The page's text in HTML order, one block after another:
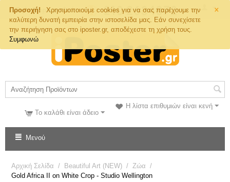
×
Προσοχή!
Χρησιμοποιούμε cookies για να σας παρέχουμε την
καλύτερη δυνατή εμπειρία στην ιστοσελίδα μας. Εάν συνεχίσετε
την περιήγηση σας στο iposter.gr, αποδέχεστε τη χρήση τους.
Συμφωνώ
Τηλ. Παραγγελιών
Η λίστα επιθυμιών είναι κενή
Το καλάθι είναι άδειο
Μενού
Αρχική Σελίδα / Beautiful Art (NEW) / Ζώα /
Gold Africa II on White Crop - Studio Wellington